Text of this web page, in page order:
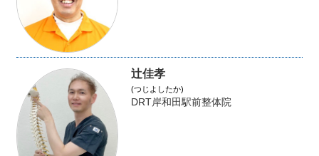
辻佳孝
(つじよしたか)
DRT岸和田駅前整体院